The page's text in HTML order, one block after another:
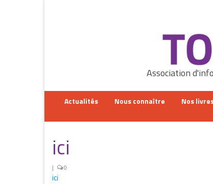
Association
Actualités Nous connaître Nos
ici
| 0
ici